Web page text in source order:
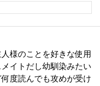
様のことを好きな使用
イトだし幼馴染みたい
度読んでも攻めが受け